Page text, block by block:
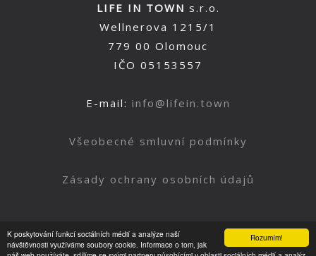
Rozumím!
K poskytování funkcí sociálních médií a analýze naší
návštěvnosti využíváme soubory cookie. Informace o tom, jak
LIFE IN TOWN s.r.o.
Wellnerova 1215/1
779 00 Olomouc
IČO 05153557
E-mail: info@lifein.town
Všeobecné smluvní podmínky
Zásady ochrany osobních údajů
Nahoru